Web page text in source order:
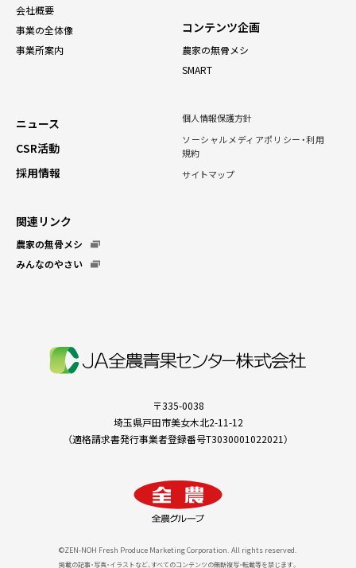
会社概要
事業の全体像
事業所案内
コンテンツ企画
農家の無骨メシ
SMART
ニュース
CSR活動
採用情報
関連リンク
農家の無骨メシ
みんなのやさい
個人情報保護方針
ソーシャルメディアポリシー・利用
規約
サイトマップ
〒335-0038
埼玉県戸田市美女木北2-11-12
（適格請求書発行事業者登録番号T3030001022021）
©ZEN-NOH Fresh Produce Marketing Corporation. All rights reserved.
掲載の記事・写真・イラストなど、すべてのコンテンツの無断複写・転載等を禁じます。